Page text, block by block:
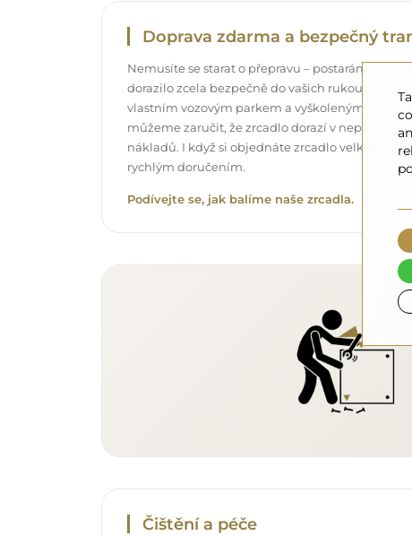
Doprava zdarma a bezpečný
Nemusíte se starat o přepravu – postaráme se o
dorazilo zcela bezpečně do vašich rukou, a to
vlastním vozovým parkem a vyškoleným
můžeme zaručit, že zrcadlo dorazí v
nákladů. I když si objednáte zrcadlo velkých
rychlým doručením.
Podívejte se, jak balíme naše zrcadla.
Čištění a péče